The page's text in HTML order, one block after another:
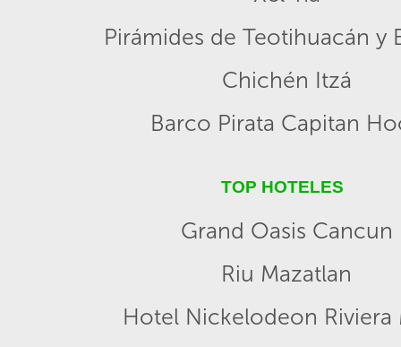
Pirámides de Teotihuacán y
Chichén Itzá
Barco Pirata Capitan
TOP HOTELES
Grand Oasis Cancun
Riu Mazatlan
Hotel Nickelodeon Riviera